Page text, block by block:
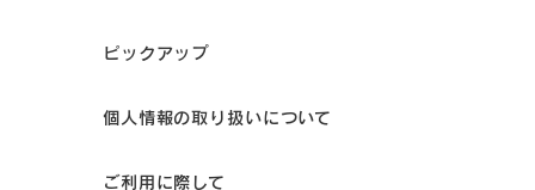
ピックアップ
個人情報の取り扱いについて
ご利用に際して